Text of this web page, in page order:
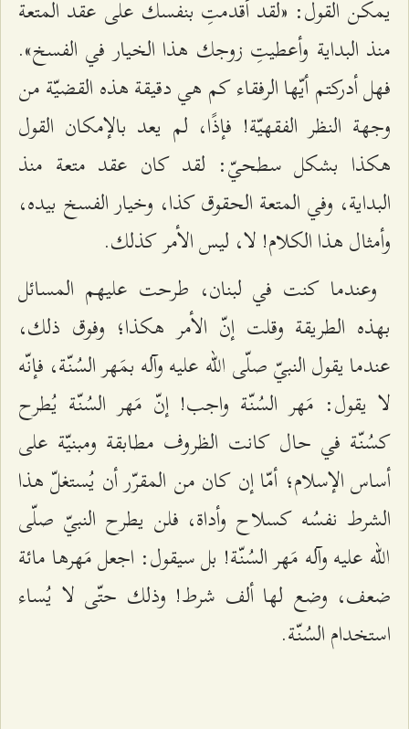
يمكن القول: «لقد أقدمتِ بنفسك على عقد المتعة
منذ البداية وأعطيتِ زوجك هذا الخيار في الفسخ».
فهل أدركتم أيّها الرفقاء كم هي دقيقة هذه القضيّة من
وجهة النظر الفقهيّة! فإذًا، لم يعد بالإمكان القول
هكذا بشكل سطحيّ: لقد كان عقد متعة منذ
البداية، وفي المتعة الحقوق كذا، وخيار الفسخ بيده،
وأمثال هذا الكلام! لا، ليس الأمر كذلك.
وعندما كنت في لبنان، طرحت عليهم المسائل
بهذه الطريقة وقلت إنّ الأمر هكذا؛ وفوق ذلك،
عندما يقول النبيّ صلّى الله عليه وآله بمَهر السُنّة، فإنّه
لا يقول: مَهر السُنّة واجب! إنّ مَهر السُنّة يُطرح
كسُنّة في حال كانت الظروف مطابقة ومبنيّة على
أساس الإسلام؛ أمّا إن كان من المقرّر أن يُستغلّ هذا
الشرط نفسُه كسلاح وأداة، فلن يطرح النبيّ صلّى
الله عليه وآله مَهر السُنّة! بل سيقول: اجعل مَهرها مائة
ضعف، وضع لها ألف شرط! وذلك حتّى لا يُساء
استخدام السُنّة.